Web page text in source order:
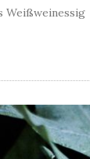
Weißweinessig